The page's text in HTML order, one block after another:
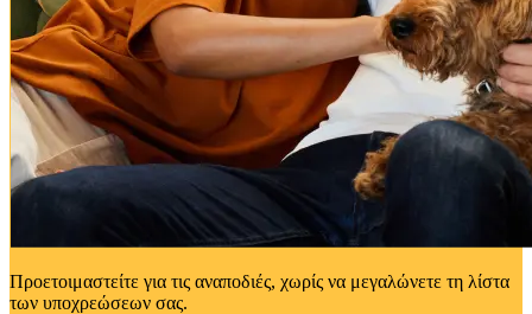
Προετοιμαστείτε για τις αναποδιές, χωρίς να μεγαλώνετε τη λίστα
των υποχρεώσεων σας.